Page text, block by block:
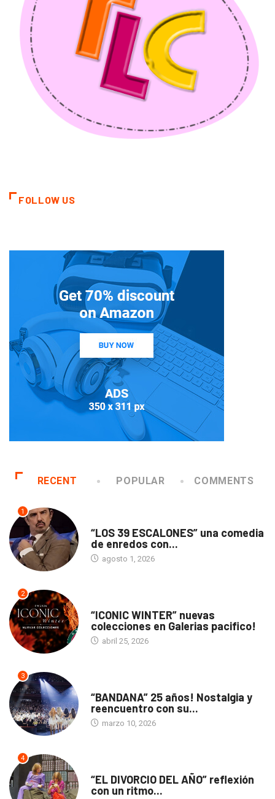
FOLLOW US
RECENT POPULAR COMMENTS
1
“LOS 39 ESCALONES” una comedia
de enredos con...
agosto 1, 2026
2
“ICONIC WINTER” nuevas
colecciones en Galerias pacifico!
abril 25, 2026
3
“BANDANA” 25 años! Nostalgia y
reencuentro con su...
marzo 10, 2026
4
“EL DIVORCIO DEL AÑO” reflexión
con un ritmo...